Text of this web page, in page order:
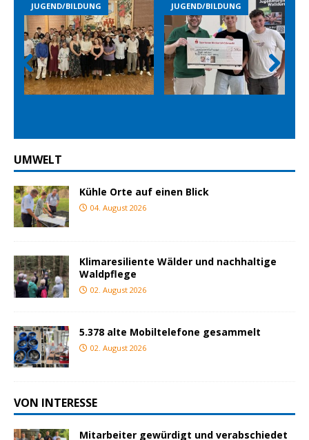
JUGEND/BILDUNG JUGEND/BILDUNG
Prev
ious
Nex
t
UMWELT
Kühle Orte auf einen Blick
04. August 2026
Klimaresiliente Wälder und nachhaltige
Waldpflege
02. August 2026
5.378 alte Mobiltelefone gesammelt
02. August 2026
VON INTERESSE
Mitarbeiter gewürdigt und verabschiedet